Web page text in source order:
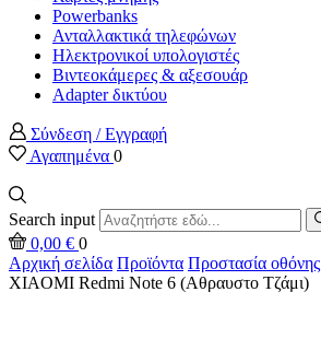
Powerbanks
Ανταλλακτικά τηλεφώνων
Ηλεκτρονικοί υπολογιστές
Βιντεοκάμερες & αξεσουάρ
Adapter δικτύου
Σύνδεση / Εγγραφή
Αγαπημένα 0
Search input
0,00 € 0
Αρχική σελίδα Προϊόντα Προστασία οθόνης
XIAOMI Redmi Note 6 (Αθραυστο Τζάμι)